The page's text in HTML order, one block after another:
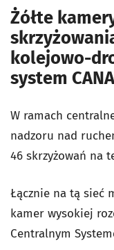
Żółte
kolejowo-
system
W ramach
nadzoru nad
46 skrzyżowań na
Łącznie na tą sieć
kamer wysokiej
Centralnym